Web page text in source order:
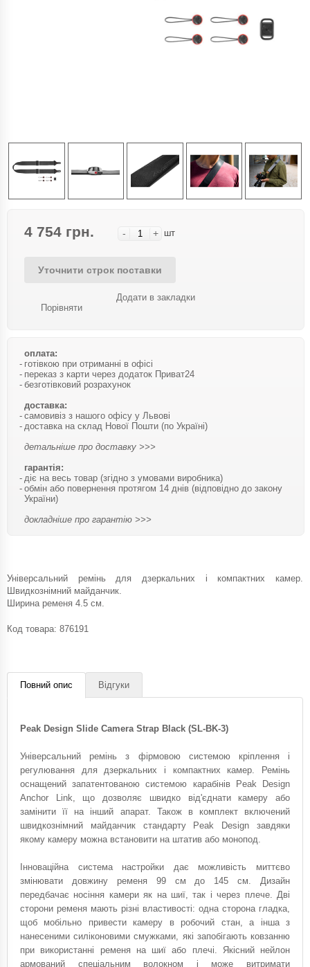
4 754 грн. - + шт
Уточнити строк поставки
Порівняти
Додати в закладки
оплата:
готівкою при отриманні в офісі
переказ з карти через додаток Приват24
безготівковий розрахунок
доставка:
самовивіз з нашого офісу у Львові
доставка на склад Нової Пошти (по Україні)
детальніше про доставку >>>
гарантія:
діє на весь товар (згідно з умовами виробника)
обмін або повернення протягом 14 днів (відповідно до закону
України)
докладніше про гарантію >>>
Універсальний ремінь для дзеркальних і компактних камер.
Швидкознімний майданчик.
Ширина ременя 4.5 см.
Код товара: 876191
Повний опис Відгуки
Peak Design Slide Camera Strap Black (SL-BK-3)
Універсальний ремінь з фірмовою системою кріплення і
регулювання для дзеркальних і компактних камер. Ремінь
оснащений запатентованою системою карабінів Peak Design
Anchor Link, що дозволяє швидко від'єднати камеру або
замінити її на інший апарат. Також в комплект включений
швидкознімний майданчик стандарту Peak Design завдяки
якому камеру можна встановити на штатив або монопод.
Інноваційна система настройки дає можливість миттєво
змінювати довжину ременя 99 см до 145 см. Дизайн
передбачає носіння камери як на шиї, так і через плече. Дві
сторони ременя мають різні властивості: одна сторона гладка,
щоб мобільно привести камеру в робочий стан, а інша з
нанесеними силіконовими смужками, які запобігають ковзанню
при використанні ременя на шиї або плечі. Якісний нейлон
армований спеціальним волокном і може витримати